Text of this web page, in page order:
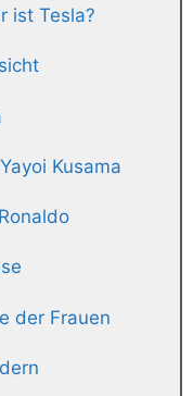
ist Tesla?
Kusama
der Frauen